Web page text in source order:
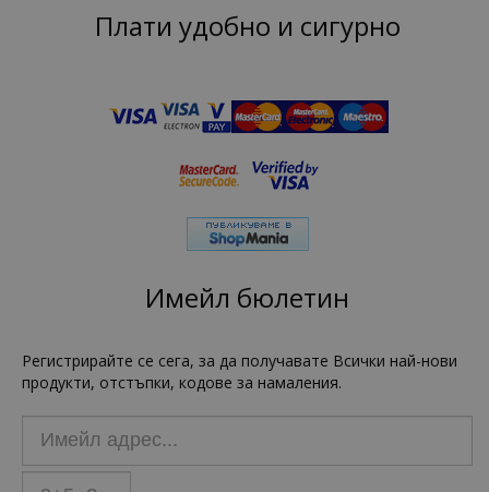
Плати удобно и сигурно
Имейл бюлетин
Регистрирайте се сега, за да получавате Всички най-нови
продукти, отстъпки, кодове за намаления.